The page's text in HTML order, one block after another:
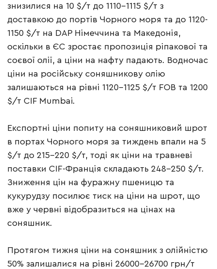
знизилися на 10 $/т до 1110-1115 $/т з
доставкою до портів Чорного моря та до 1120-
1150 $/т на DAP Німеччина та Македонія,
оскільки в ЄС зростає пропозиція ріпакової та
соєвої олії, а ціни на нафту падають. Водночас
ціни на російську соняшникову олію
залишаються на рівні 1120-1125 $/т FOB та 1200
$/т CIF Mumbai.
Експортні ціни попиту на соняшниковий шрот
в портах Чорного моря за тиждень впали на 5
$/т до 215-220 $/т, тоді як ціни на травневі
поставки CIF-Франція складають 248-250 $/т.
Зниження цін на фуражну пшеницю та
кукурудзу посилює тиск на ціни на шрот, що
вже у червні відобразиться на цінах на
соняшник.
Протягом тижня ціни на соняшник з олійністю
50% залишалися на рівні 26000-26700 грн/т